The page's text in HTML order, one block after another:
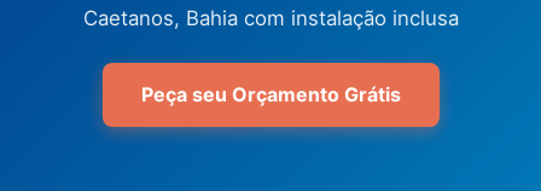
Caetanos, Bahia com instalação inclusa
Peça seu Orçamento Grátis